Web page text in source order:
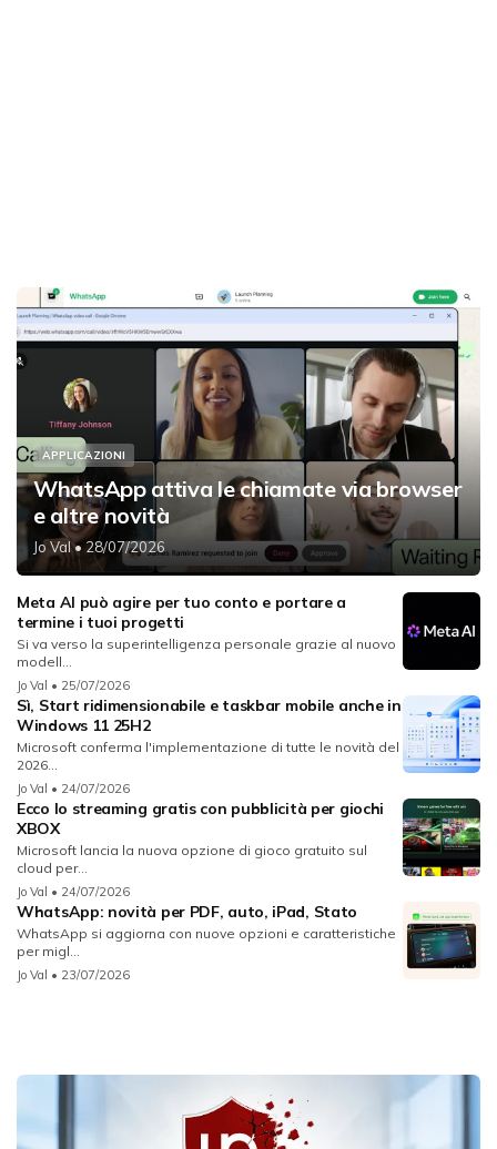
APPLICAZIONI
WhatsApp attiva le chiamate via browser
e altre novità
Jo Val• 28/07/2026
Meta AI può agire per tuo conto e portare a
termine i tuoi progetti
Si va verso la superintelligenza personale grazie al nuovo
modell...
Jo Val • 25/07/2026
Sì, Start ridimensionabile e taskbar mobile anche in
Windows 11 25H2
Microsoft conferma l'implementazione di tutte le novità del
2026...
Jo Val • 24/07/2026
Ecco lo streaming gratis con pubblicità per giochi
XBOX
Microsoft lancia la nuova opzione di gioco gratuito sul
cloud per...
Jo Val • 24/07/2026
WhatsApp: novità per PDF, auto, iPad, Stato
WhatsApp si aggiorna con nuove opzioni e caratteristiche
per migl...
Jo Val • 23/07/2026